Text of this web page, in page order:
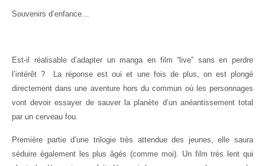
Souvenirs d’enfance…
Est-il réalisable d’adapter un manga en film “live” sans en perdre
l’intérêt ? La réponse est oui et une fois de plus, on est plongé
directement dans une aventure hors du commun où les personnages
vont devoir essayer de sauver la planète d’un anéantissement total
par un cerveau fou.
Première partie d’une trilogie très attendue des jeunes, elle saura
séduire également les plus âgés (comme moi). Un film très lent qui